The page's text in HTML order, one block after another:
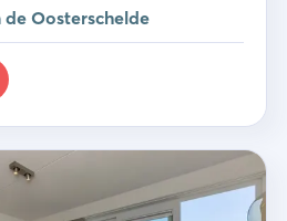
Oosterschelde